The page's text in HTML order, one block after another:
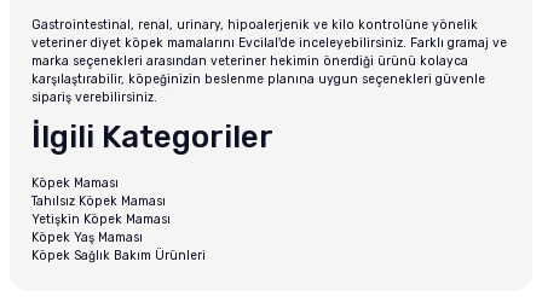
Gastrointestinal, renal, urinary, hipoalerjenik ve kilo kontrolüne yönelik
veteriner diyet köpek mamalarını Evcilal'de inceleyebilirsiniz. Farklı gramaj ve
marka seçenekleri arasından veteriner hekimin önerdiği ürünü kolayca
karşılaştırabilir, köpeğinizin beslenme planına uygun seçenekleri güvenle
sipariş verebilirsiniz.
İlgili Kategoriler
Köpek Maması
Tahılsız Köpek Maması
Yetişkin Köpek Maması
Köpek Yaş Maması
Köpek Sağlık Bakım Ürünleri